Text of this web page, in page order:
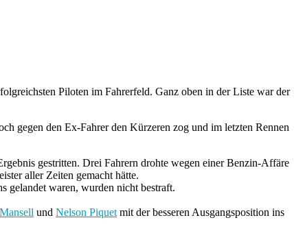
Piloten im Fahrerfeld. Ganz oben in der Liste war der
gegen den Ex-Fahrer den Kürzeren zog und im letzten Rennen
gestritten. Drei Fahrern drohte wegen einer Benzin-Affäre
aller Zeiten gemacht hätte.
gelandet waren, wurden nicht bestraft.
und Nelson Piquet mit der besseren Ausgangsposition ins